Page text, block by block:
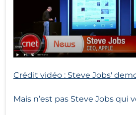
Crédit vidéo : Steve Jobs'
Mais n’est pas Steve Jobs qui